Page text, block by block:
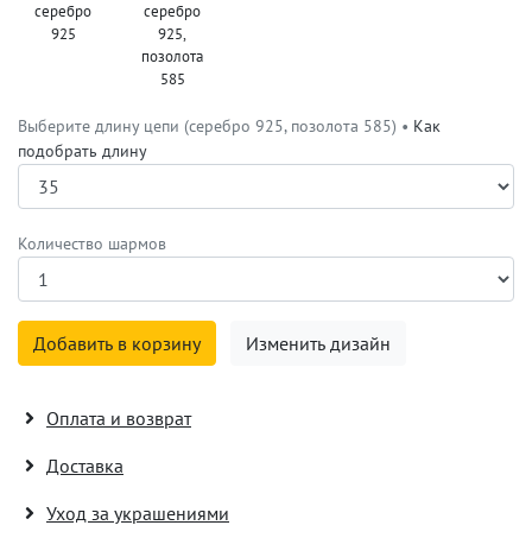
серебро
925
серебро
925,
позолота
585
Выберите длину цепи (серебро 925, позолота 585) • Как
подобрать длину
Количество шармов
Добавить в корзину Изменить дизайн
Оплата и возврат
Доставка
Уход за украшениями